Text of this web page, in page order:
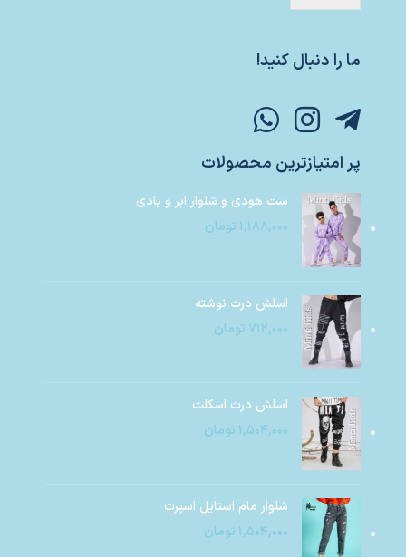
ما را دنبال کنید!
پر امتیازترین محصولات
ست هودی و شلوار ابر و بادی
۱,۱۸۸,۰۰۰ تومان
اسلش درث نوشته
۷۱۲,۰۰۰ تومان
اسلش درث اسکلت
۱,۵۰۴,۰۰۰ تومان
شلوار مام استایل اسپرت
۱,۵۰۴,۰۰۰ تومان